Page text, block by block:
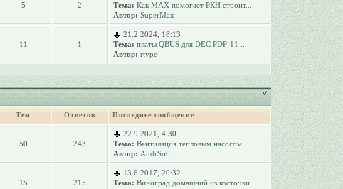
5 2
Тема: Как MAX помогает РКН строит...
Автор: SuperMax
11 1
21.2.2024, 18:13
Тема: платы QBUS для DEC PDP-11 ...
Автор: rtype
Тем Ответов Последнее сообщение
50 243
22.9.2021, 4:30
Тема: Вентиляция тепловым насосом...
Автор: AndrSo6
15 215
13.6.2017, 20:32
Тема: Виноград домашний из косточки